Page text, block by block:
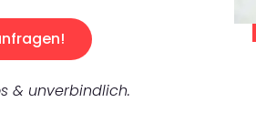
& unverbindlich.